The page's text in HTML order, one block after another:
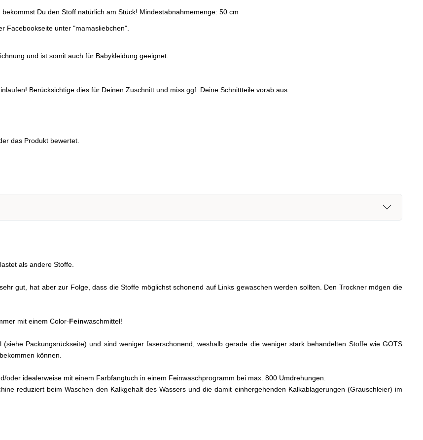
Du den Stoff natürlich am Stück! Mindestabnahmemenge: 50 cm
Facebookseite unter "mamasliebchen".
und ist somit auch für Babykleidung geeignet.
Berücksichtige dies für Deinen Zuschnitt und miss ggf. Deine Schnittteile vorab aus.
das Produkt bewertet.
als andere Stoffe.
gut, hat aber zur Folge, dass die Stoffe möglichst schonend auf Links gewaschen werden sollten. Den Trockner mögen die
mit einem Color-Feinwaschmittel!
Packungsrückseite) und sind weniger faserschonend, weshalb gerade die weniger stark behandelten Stoffe wie GOTS
können.
idealerweise mit einem Farbfangtuch in einem Feinwaschprogramm bei max. 800 Umdrehungen.
reduziert beim Waschen den Kalkgehalt des Wassers und die damit einhergehenden Kalkablagerungen (Grauschleier) im